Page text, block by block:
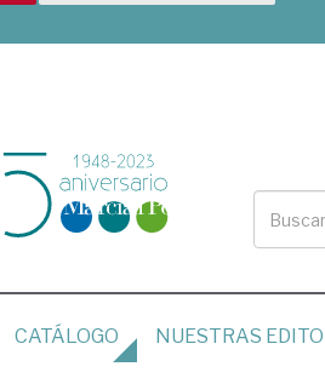
CATÁLOGO NUESTRAS